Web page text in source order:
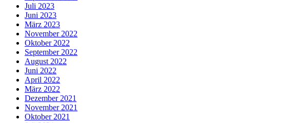
Juli 2023
Juni 2023
März 2023
November 2022
Oktober 2022
September 2022
August 2022
Juni 2022
April 2022
März 2022
Dezember 2021
November 2021
Oktober 2021